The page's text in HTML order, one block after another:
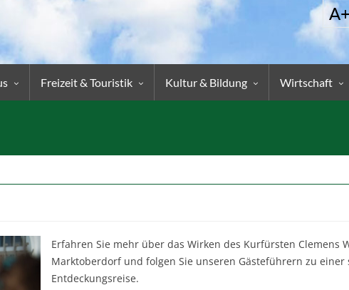
Freizeit & Touristik Kultur & Bildung Wirtschaft
Erfahren Sie mehr über das Wirken des Kurfürsten Clemens
Marktoberdorf und folgen Sie unseren Gästeführern zu einer
Entdeckungsreise.